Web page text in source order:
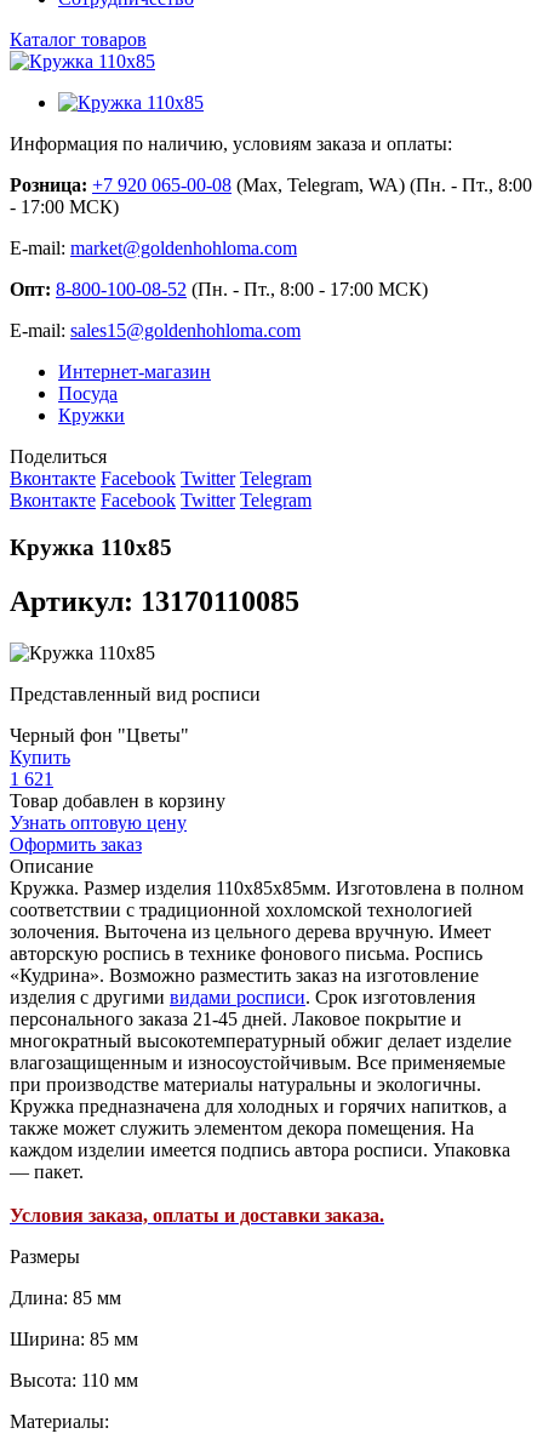
Каталог товаров
Информация по наличию, условиям заказа и оплаты:
Розница: +7 920 065-00-08 (Max, Telegram, WA) (Пн. - Пт., 8:00
- 17:00 МСК)
E-mail: market@goldenhohloma.com
Опт: 8-800-100-08-52 (Пн. - Пт., 8:00 - 17:00 МСК)
E-mail: sales15@goldenhohloma.com
Интернет-магазин
Посуда
Кружки
Поделиться
Вконтакте Facebook Twitter Telegram
Вконтакте Facebook Twitter Telegram
Кружка 110х85
Артикул: 13170110085
Представленный вид росписи
Черный фон "Цветы"
Купить
1 621
Товар добавлен в корзину
Узнать оптовую цену
Оформить заказ
Описание
Кружка. Размер изделия 110х85x85мм. Изготовлена в полном
соответствии с традиционной хохломской технологией
золочения. Выточена из цельного дерева вручную. Имеет
авторскую роспись в технике фонового письма. Роспись
«Кудрина». Возможно разместить заказ на изготовление
изделия с другими видами росписи. Срок изготовления
персонального заказа 21-45 дней. Лаковое покрытие и
многократный высокотемпературный обжиг делает изделие
влагозащищенным и износоустойчивым. Все применяемые
при производстве материалы натуральны и экологичны.
Кружка предназначена для холодных и горячих напитков, а
также может служить элементом декора помещения. На
каждом изделии имеется подпись автора росписи. Упаковка
— пакет.
Условия заказа, оплаты и доставки заказа.
Размеры
Длина: 85 мм
Ширина: 85 мм
Высота: 110 мм
Материалы: